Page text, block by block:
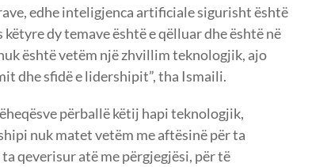
edhe inteligjenca artificiale sigurisht është
dy temave është e qëlluar dhe është në
është vetëm një zhvillim teknologjik, ajo
dhe sfidë e lidershipit”, tha Ismaili.
përballë këtij hapi teknologjik,
nuk matet vetëm me aftësinë për ta
qeverisur atë me përgjegjësi, për të